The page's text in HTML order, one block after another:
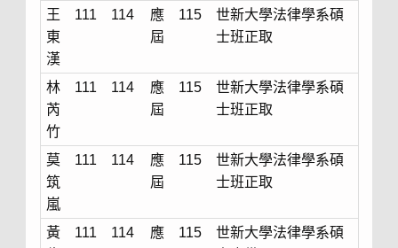
王
東
漢
111 114
應
屆
115
世新大學法律學系碩
士班正取
林
芮
竹
111 114
應
屆
115
世新大學法律學系碩
士班正取
莫
筑
嵐
111 114
應
屆
115
世新大學法律學系碩
士班正取
黃
111 114
應
115
世新大學法律學系碩